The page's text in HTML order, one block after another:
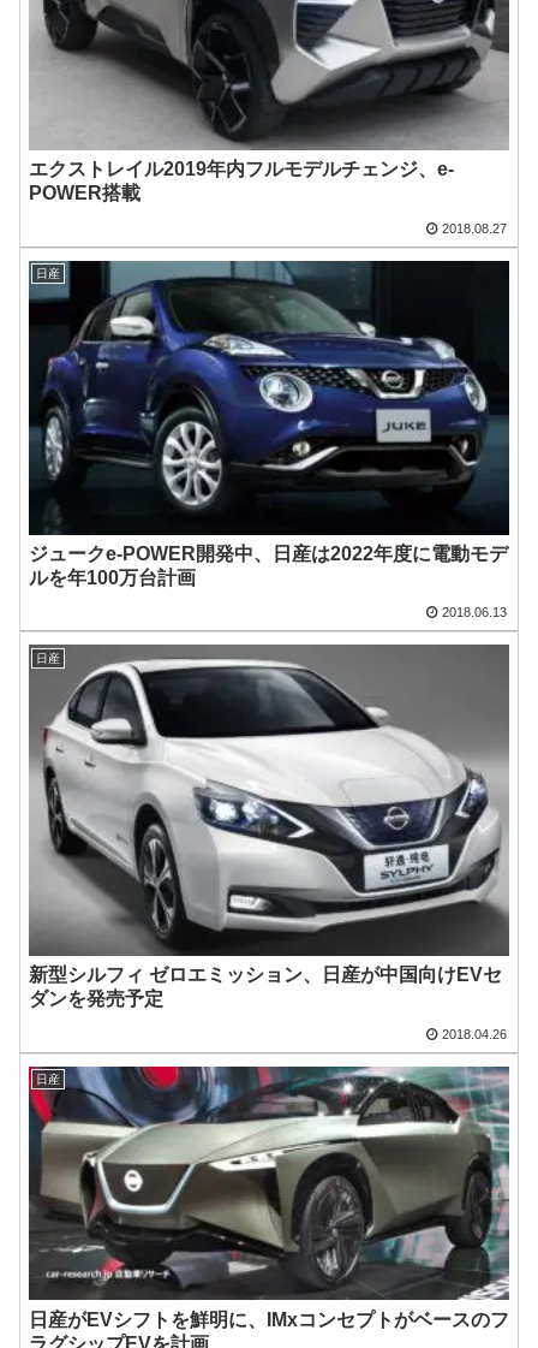
エクストレイル2019年内フルモデルチェンジ、e-
POWER搭載
2018.08.27
日産
ジュークe-POWER開発中、日産は2022年度に電動モデ
ルを年100万台計画
2018.06.13
日産
新型シルフィ ゼロエミッション、日産が中国向けEVセ
ダンを発売予定
2018.04.26
日産
日産がEVシフトを鮮明に、IMxコンセプトがベースのフ
ラグシップEVを計画